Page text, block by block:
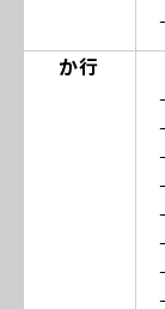
か行